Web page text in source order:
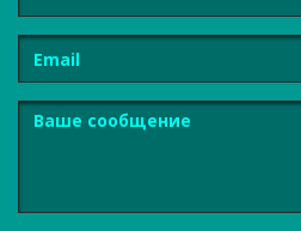
Email
Сообщение